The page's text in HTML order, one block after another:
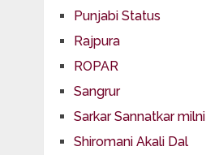
Punjabi Status
Rajpura
ROPAR
Sangrur
Sarkar Sannatkar milni
Shiromani Akali Dal